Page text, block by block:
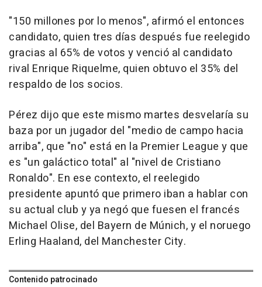
"150 millones por lo menos", afirmó el entonces
candidato, quien tres días después fue reelegido
gracias al 65% de votos y venció al candidato
rival Enrique Riquelme, quien obtuvo el 35% del
respaldo de los socios.
Pérez dijo que este mismo martes desvelaría su
baza por un jugador del "medio de campo hacia
arriba", que "no" está en la Premier League y que
es "un galáctico total" al "nivel de Cristiano
Ronaldo". En ese contexto, el reelegido
presidente apuntó que primero iban a hablar con
su actual club y ya negó que fuesen el francés
Michael Olise, del Bayern de Múnich, y el noruego
Erling Haaland, del Manchester City.
Contenido patrocinado